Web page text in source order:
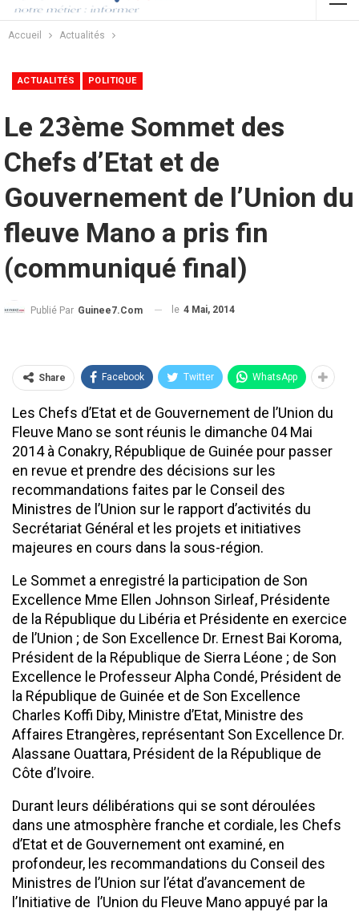
Accueil Actualités
ACTUALITÉS POLITIQUE
Le 23ème Sommet des
Chefs d’Etat et de
Gouvernement de l’Union du
fleuve Mano a pris fin
(communiqué final)
Publié Par Guinee7.com le 4 Mai, 2014
Share Facebook Twitter WhatsApp
Les Chefs d’Etat et de Gouvernement de l’Union du
Fleuve Mano se sont réunis le dimanche 04 Mai
2014 à Conakry, République de Guinée pour passer
en revue et prendre des décisions sur les
recommandations faites par le Conseil des
Ministres de l’Union sur le rapport d’activités du
Secrétariat Général et les projets et initiatives
majeures en cours dans la sous-région.
Le Sommet a enregistré la participation de Son
Excellence Mme Ellen Johnson Sirleaf, Présidente
de la République du Libéria et Présidente en exercice
de l’Union ; de Son Excellence Dr. Ernest Bai Koroma,
Président de la République de Sierra Léone ; de Son
Excellence le Professeur Alpha Condé, Président de
la République de Guinée et de Son Excellence
Charles Koffi Diby, Ministre d’Etat, Ministre des
Affaires Etrangères, représentant Son Excellence Dr.
Alassane Ouattara, Président de la République de
Côte d’Ivoire.
Durant leurs délibérations qui se sont déroulées
dans une atmosphère franche et cordiale, les Chefs
d’Etat et de Gouvernement ont examiné, en
profondeur, les recommandations du Conseil des
Ministres de l’Union sur l’état d’avancement de
l’Initiative de l’Union du Fleuve Mano appuyé par la